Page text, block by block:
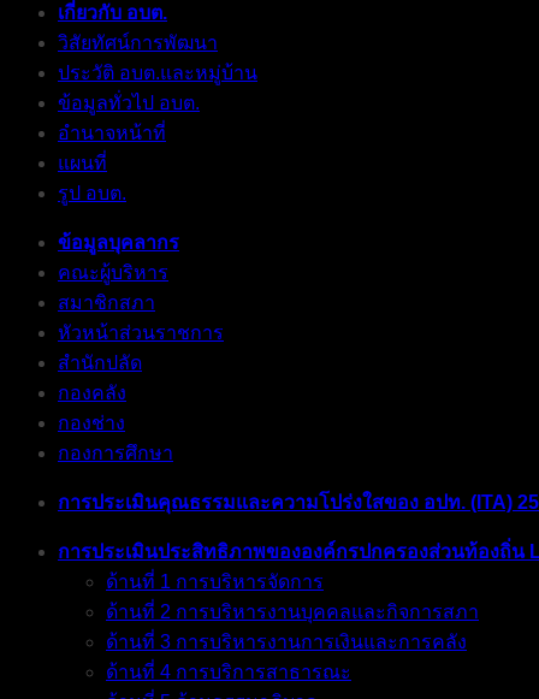
เกี่ยวกับ อบต.
วิสัยทัศน์การพัฒนา
ประวัติ อบต.และหมู่บ้าน
ข้อมูลทั่วไป อบต.
อำนาจหน้าที่
แผนที่
รูป อบต.
ข้อมูลบุคลากร
คณะผู้บริหาร
สมาชิกสภา
หัวหน้าส่วนราชการ
สำนักปลัด
กองคลัง
กองช่าง
กองการศึกษา
การประเมินคุณธรรมและความโปร่งใสของ อปท. (ITA)
การประเมินประสิทธิภาพขององค์กรปกครองส่วนท้องถิ่น
ด้านที่ 1 การบริหารจัดการ
ด้านที่ 2 การบริหารงานบุคคลและกิจการสภา
ด้านที่ 3 การบริหารงานการเงินและการคลัง
ด้านที่ 4 การบริการสาธารณะ